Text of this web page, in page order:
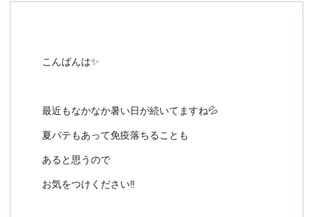
こんばんは✨
最近もなかなか暑い日が続いてますね💦
夏バテもあって免疫落ちることも
あると思うので
お気をつけください‼️